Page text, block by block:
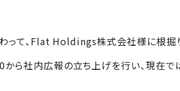
て、Flat Holdings株式会社様に根掘
ら社内広報の立ち上げを行い、現在で